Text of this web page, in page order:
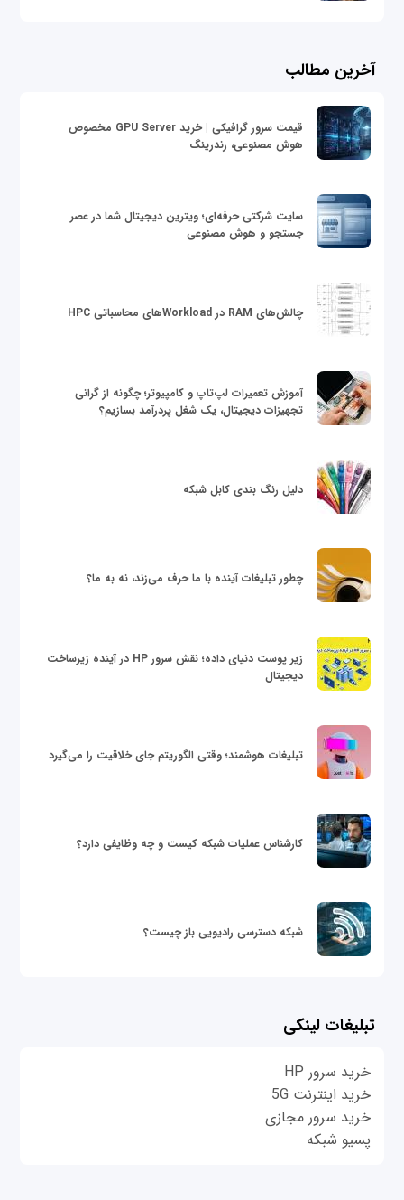
آخرین مطالب
قیمت سرور گرافیکی | خرید GPU Server مخصوص
هوش مصنوعی، رندرینگ
سایت شرکتی حرفه‌ای؛ ویترین دیجیتال شما در عصر
جستجو و هوش مصنوعی
چالش‌های RAM در Workloadهای محاسباتی HPC
آموزش تعمیرات لپ‌تاپ و کامپیوتر؛ چگونه از گرانی
تجهیزات دیجیتال، یک شغل پردرآمد بسازیم؟
دلیل رنگ بندی کابل شبکه
چطور تبلیغات آینده با ما حرف می‌زند، نه به ما؟
زیر پوست دنیای داده؛ نقش سرور HP در آینده زیرساخت
دیجیتال
تبلیغات هوشمند؛ وقتی الگوریتم جای خلاقیت را می‌گیرد
کارشناس عملیات شبکه کیست و چه وظایفی دارد؟
شبکه دسترسی رادیویی باز چیست؟
تبلیغات لینکی
خرید سرور HP
خرید اینترنت 5G
خرید سرور مجازی
پسیو شبکه